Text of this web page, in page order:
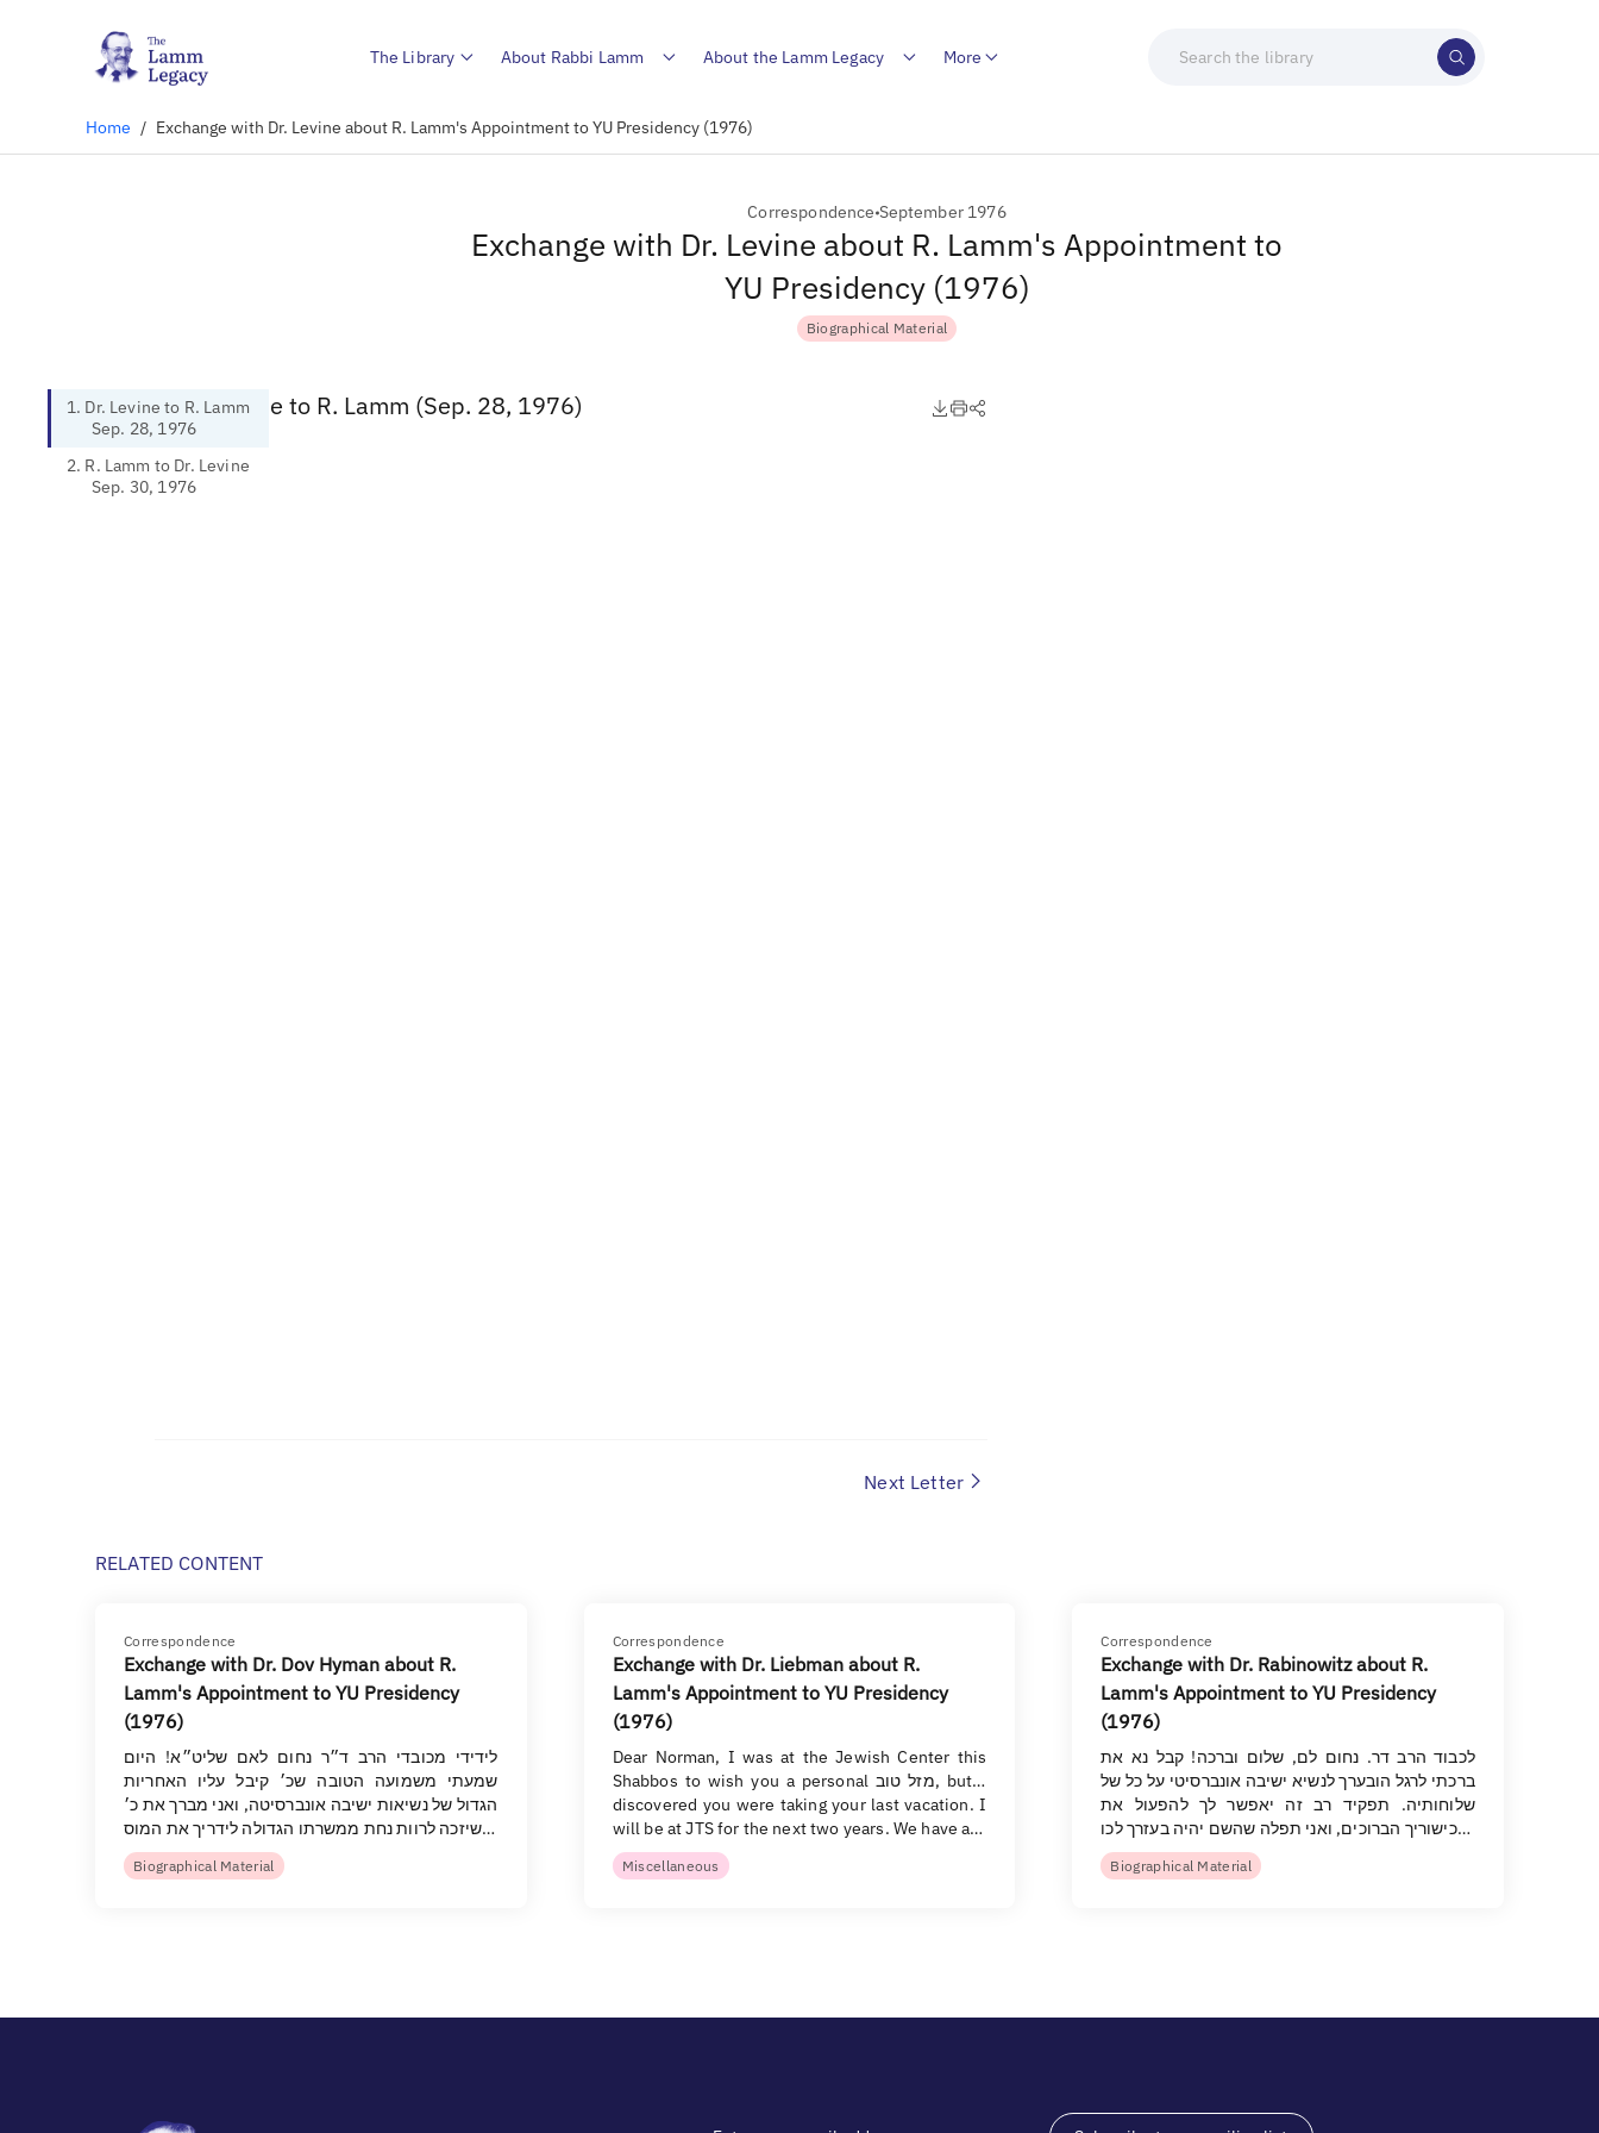
The Library About Rabbi Lamm About the Lamm Legacy More
Home / Exchange with Dr. Levine about R. Lamm's Appointment to YU Presidency (1976)
Correspondence September 1976
Exchange with Dr. Levine about R. Lamm's Appointment to
YU Presidency (1976)
Biographical Material
1. Dr. Levine to R. Lamm
Sep. 28, 1976
2. R. Lamm to Dr. Levine
Sep. 30, 1976
1. Dr. Levine to R. Lamm (Sep. 28, 1976)
Next Letter
RELATED CONTENT
Correspondence
Exchange with Dr. Dov Hyman about R.
Lamm's Appointment to YU Presidency
(1976)
לידידי מכובדי הרב ד״ר נחום לאם שליט״א! היום
שמעתי משמועה הטובה שכ׳ קיבל עליו האחריות
הגדול של נשיאות ישיבה אונברסיטה, ואני מברך את כ׳
שיזכה לרוות נחת ממשרתו הגדולה לידריך את המוס…
Biographical Material
Correspondence
Exchange with Dr. Liebman about R.
Lamm's Appointment to YU Presidency
(1976)
Dear Norman, I was at the Jewish Center this
Shabbos to wish you a personal מזל טוב, but I
discovered you were taking your last vacation. I
will be at JTS for the next two years. We have a…
Miscellaneous
Correspondence
Exchange with Dr. Rabinowitz about R.
Lamm's Appointment to YU Presidency
(1976)
לכבוד הרב דר. נחום לם, שלום וברכה! קבל נא את
ברכתי לרגל הובערך לנשיא ישיבה אונברסיטי על כל של
שלוחותיה. תפקיד רב זה יאפשר לך להפעול את
כישוריך הברוכים, ואני תפלה שהשם יהיה בעזרך לכו…
Biographical Material